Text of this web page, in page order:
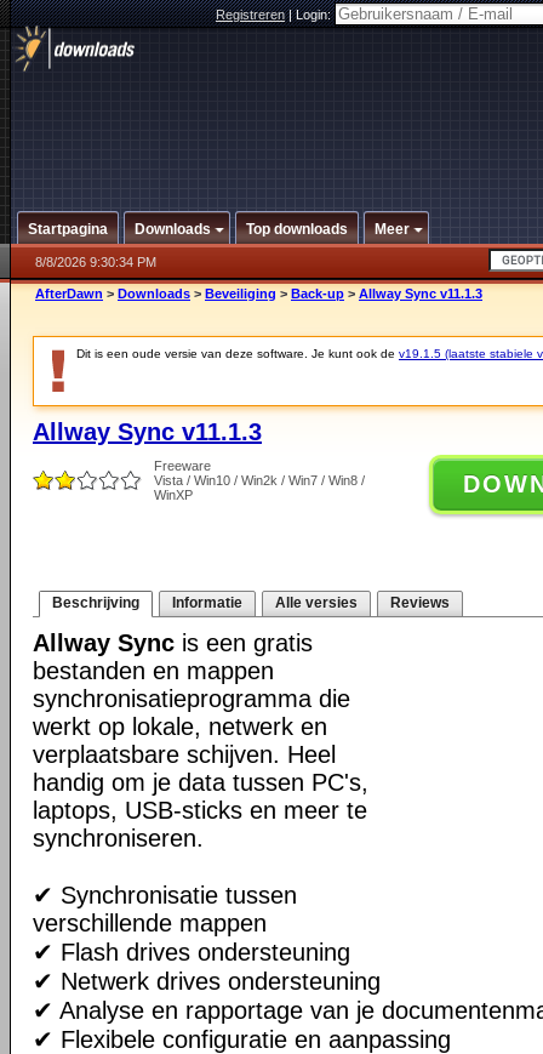
Registreren|Login:
Startpagina Downloads Top downloads Meer
8/8/2026 9:30:34 PM
AfterDawn > Downloads > Beveiliging > Back-up > Allway Sync v11.1.3
Dit is een oude versie van deze software. Je kunt ook de v19.1.5 (laatste stabiele
Allway Sync v11.1.3
Freeware
Vista / Win10 / Win2k / Win7 / Win8 /
WinXP
Beschrijving Informatie Alle versies Reviews
Allway Sync is een gratis
bestanden en mappen
synchronisatieprogramma die
werkt op lokale, netwerk en
verplaatsbare schijven. Heel
handig om je data tussen PC's,
laptops, USB-sticks en meer te
synchroniseren.
✔ Synchronisatie tussen
verschillende mappen
✔ Flash drives ondersteuning
✔ Netwerk drives ondersteuning
✔ Analyse en rapportage van je
✔ Flexibele configuratie en aanpassing